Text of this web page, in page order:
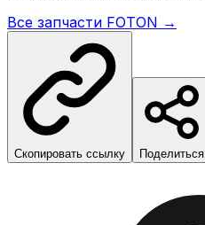
Все запчасти FOTON →
Скопировать ссылку Поделиться